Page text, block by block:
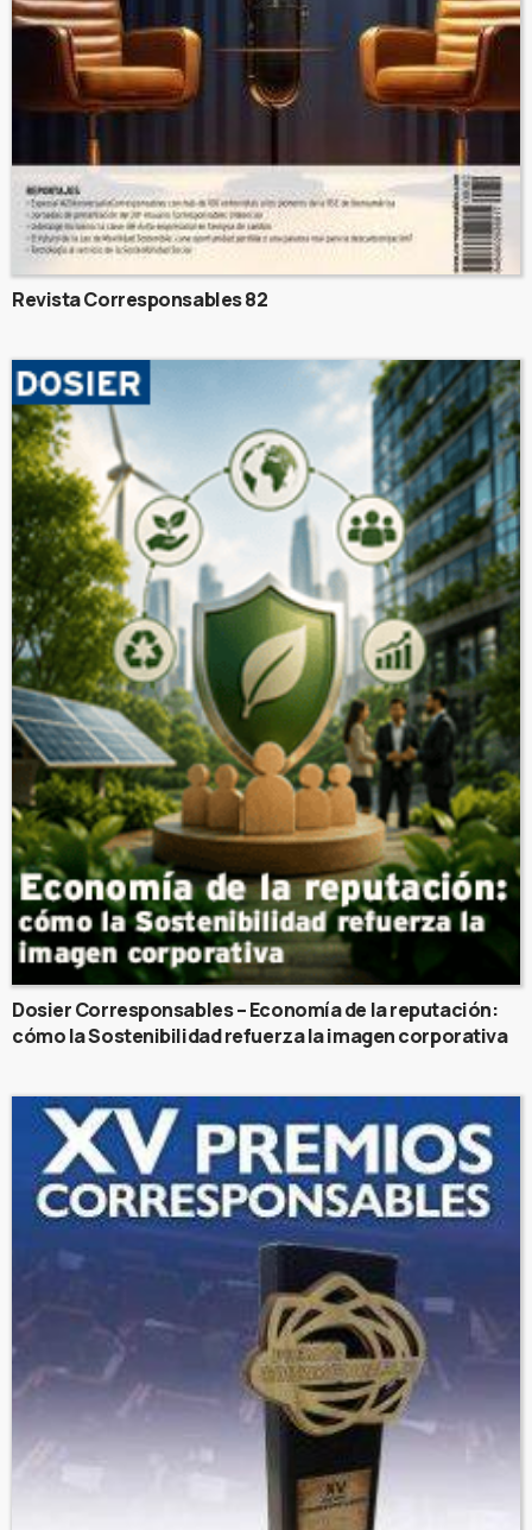
Revista Corresponsables 82
Dosier Corresponsables – Economía de la reputación:
cómo la Sostenibilidad refuerza la imagen corporativa